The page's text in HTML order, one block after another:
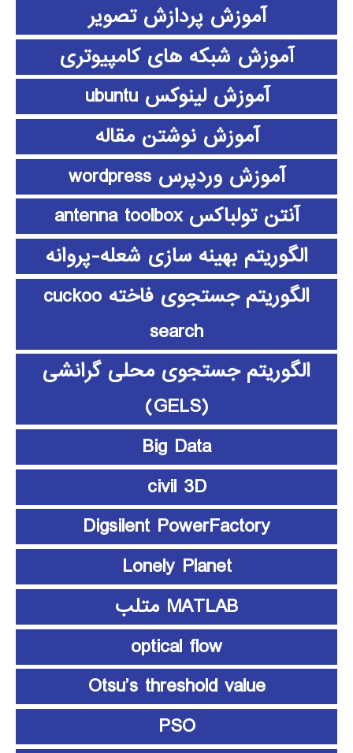
آموزش پردازش تصویر
آموزش شبکه های کامپیوتری
آموزش لینوکس ubuntu
آموزش نوشتن مقاله
آموزش وردپرس wordpress
آنتن تولباکس antenna toolbox
الگوریتم بهینه سازی شعله-پروانه
الگوریتم جستجوی فاخته cuckoo
search
الگوریتم جستجوی محلی گرانشی
(GELS)
Big Data
civil 3D
Digsilent PowerFactory
Lonely Planet
MATLAB متلب
optical flow
Otsu’s threshold value
PSO